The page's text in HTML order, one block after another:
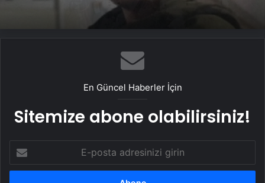
Aydın’da aranan adamın cansız bedeni
En Güncel Haberler İçin
Sitemize abone olabilirsiniz!
posta
adresinizi